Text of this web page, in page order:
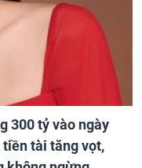
300 tỷ vào ngày
tài tăng vọt,